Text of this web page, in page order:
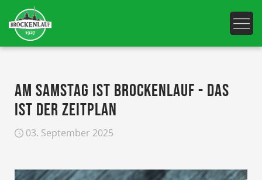
AM SAMSTAG IST BROCKENLAUF - DAS
IST DER ZEITPLAN
03. September 2025